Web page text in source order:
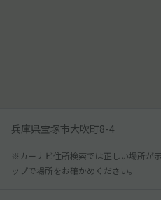
兵庫県宝塚市大吹町8-4
※カーナビ住所検索では正しい場所が
ップで場所をお確かめください。